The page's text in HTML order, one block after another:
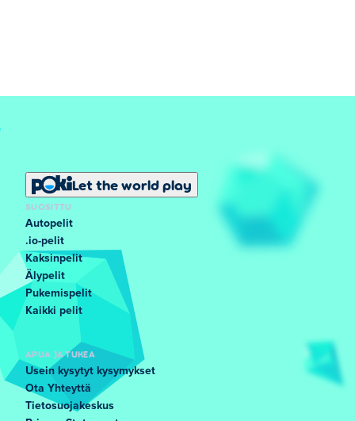
Let the world play
SUOSITTU
Autopelit
.io-pelit
Kaksinpelit
Älypelit
Pukemispelit
Kaikki pelit
APUA JA TUKEA
Usein kysytyt kysymykset
Ota Yhteyttä
Tietosuojakeskus